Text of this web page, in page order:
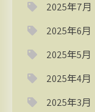
2025年7月
2025年6月
2025年5月
2025年4月
2025年3月